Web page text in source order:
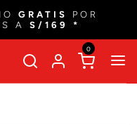
GRATIS
POR
A S/169 *
0